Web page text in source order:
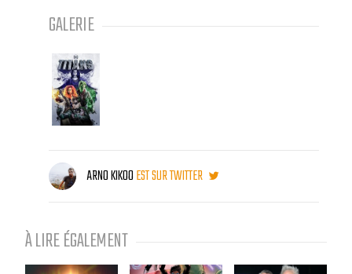
GALERIE
ARNO KIKOOEST SUR TWITTER
À LIRE ÉGALEMENT